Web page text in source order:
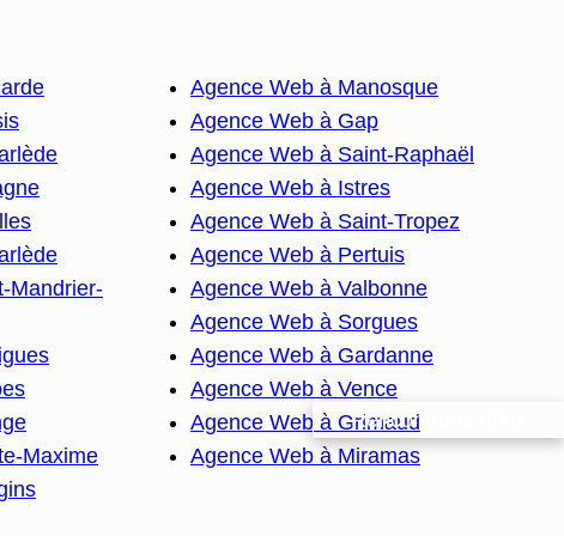
Mandrier-
Maxime
Agence Web à Manosque
Agence Web à Gap
Agence Web à Saint-Raphaël
Agence Web à Istres
Agence Web à Saint-Tropez
Agence Web à Pertuis
Agence Web à Valbonne
Agence Web à Sorgues
Agence Web à Gardanne
Agence Web à Vence
Agence Web à Grimaud
Agence Web à Miramas
Rencontrons-nous